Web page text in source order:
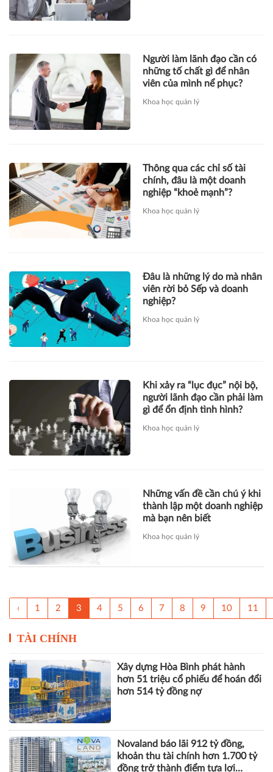
Người làm lãnh đạo cần có
những tố chất gì để nhân
viên của mình nể phục?
Khoa học quản lý
Thông qua các chỉ số tài
chính, đâu là một doanh
nghiệp “khoẻ mạnh”?
Khoa học quản lý
Đâu là những lý do mà nhân
viên rời bỏ Sếp và doanh
nghiệp?
Khoa học quản lý
Khi xảy ra “lục đục” nội bộ,
người lãnh đạo cần phải làm
gì để ổn định tình hình?
Khoa học quản lý
Những vấn đề cần chú ý khi
thành lập một doanh nghiệp
mà bạn nên biết
Khoa học quản lý
‹ 1 2 3 4 5 6 7 8 9 10 11
TÀI CHÍNH
Xây dựng Hòa Bình phát hành
hơn 51 triệu cổ phiếu để hoán đổi
hơn 514 tỷ đồng nợ
Novaland báo lãi 912 tỷ đồng,
khoản thu tài chính hơn 1.700 tỷ
đồng trở thành điểm tựa lợi